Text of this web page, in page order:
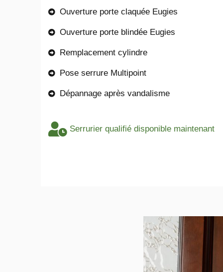
Ouverture porte claquée Eugies
Ouverture porte blindée Eugies
Remplacement cylindre
Pose serrure Multipoint
Dépannage après vandalisme
Serrurier qualifié disponible maintenant